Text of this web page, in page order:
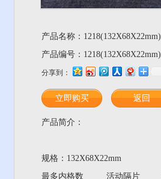
产品名称：1218(132X68X22mm)
产品编号：1218(132X68X22mm)
分享到：
立即购买 返回
产品简介：
规格： 132X68X22mm
最多内格数
活动隔片